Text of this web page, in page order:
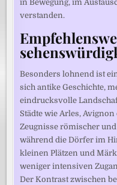
in Bewegung, im
verstanden.
Besonders lohnend ist
sich antike Geschichte,
eindrucksvolle
Städte wie Arles,
Zeugnisse römischer
während die Dörfer im
kleinen Plätzen und
weniger intensiven
Der Kontrast zwischen